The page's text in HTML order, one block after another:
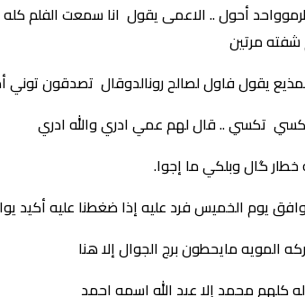
أحول .. الاعمى يقول انا سمعت
مرتين
يقول فاول لصالح رونالدوقال تصدقون
تكسي .. قال لهم عمي ادري والله ادري
گال وبلكي ما إجوا.
الخميس فرد عليه إذا ضغطنا عليه أكيد
مايحطون برج الجوال إلا هنا
محمد إلا عبد الله اسمه احمد